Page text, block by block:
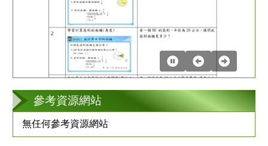
張
參考資源網站
無任何參考資源網站